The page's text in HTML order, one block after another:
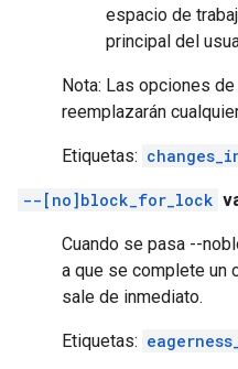
espacio de
principal del
Nota: Las opciones
reemplazarán
Etiquetas:
--[no]block_for_lock
Cuando se pasa --
a que se complete un
sale de inmediato.
Etiquetas: